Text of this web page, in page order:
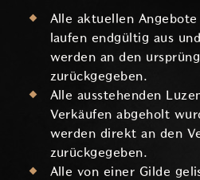
Alle aktuellen
laufen endgültig aus
werden an den
zurückgegeben.
Alle ausstehenden
Verkäufen abgeholt
werden direkt an den
zurückgegeben.
Alle von einer Gilde